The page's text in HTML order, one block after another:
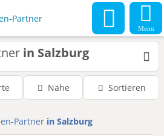
Menu
in Salzburg
Nähe Sortieren
Partner in Salzburg